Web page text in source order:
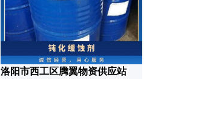
洛阳市西工区腾翼物资供应站